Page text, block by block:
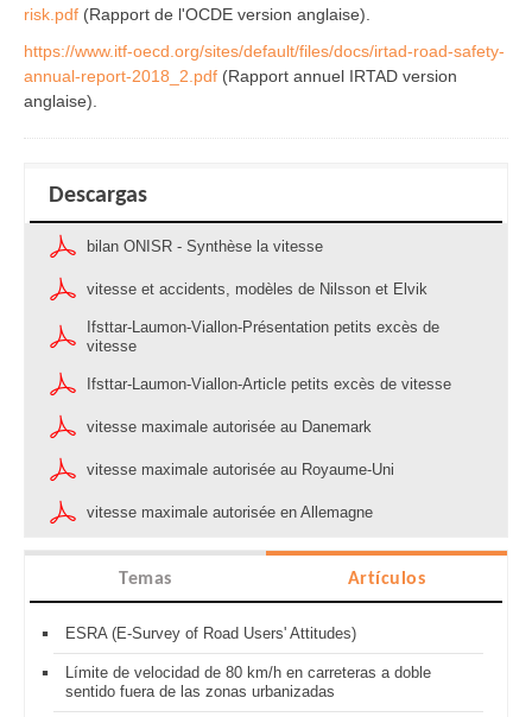
risk.pdf (Rapport de l'OCDE version anglaise).
https://www.itf-oecd.org/sites/default/files/docs/irtad-road-safety-
annual-report-2018_2.pdf (Rapport annuel IRTAD version
anglaise).
Descargas
bilan ONISR - Synthèse la vitesse
vitesse et accidents, modèles de Nilsson et Elvik
Ifsttar-Laumon-Viallon-Présentation petits excès de
vitesse
Ifsttar-Laumon-Viallon-Article petits excès de vitesse
vitesse maximale autorisée au Danemark
vitesse maximale autorisée au Royaume-Uni
vitesse maximale autorisée en Allemagne
Temas Artículos
ESRA (E-Survey of Road Users' Attitudes)
Límite de velocidad de 80 km/h en carreteras a doble
sentido fuera de las zonas urbanizadas